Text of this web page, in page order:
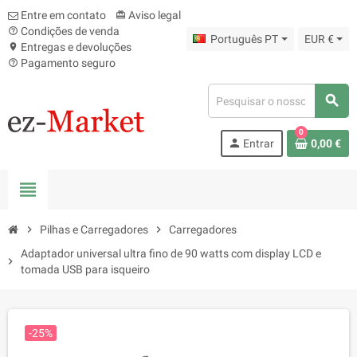
Entre em contato card_giftcard Aviso legal
help_outline Condições de venda
location_on Entregas e devoluções
help_outline Pagamento seguro
Português PT EUR €
search
person Entrar
0
0,00 €
view_headline
chevron_right Pilhas e Carregadores chevron_right Carregadores
chevron_right
Adaptador universal ultra fino de 90 watts com display LCD e
tomada USB para isqueiro
-25%